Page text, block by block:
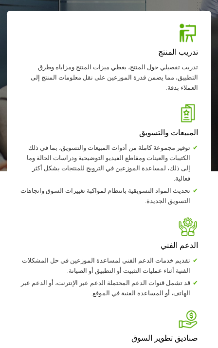
تدريب المنتج
تدريب تفصيلي حول المنتج، يغطي ميزات المنتج ومزاياه وطرق
التطبيق، مما يضمن قدرة الموزعين على نقل معلومات المنتج إلى
العملاء بدقة.
المبيعات والتسويق
توفير مجموعة كاملة من أدوات المبيعات والتسويق، بما في ذلك
الكتيبات والعينات ومقاطع الفيديو التوضيحية ودراسات الحالة وما
إلى ذلك، لمساعدة الموزعين في الترويج للمنتجات بشكل أكثر
فعالية.
تحديث المواد التسويقية بانتظام لمواكبة تغييرات السوق واتجاهات
التسويق الجديدة.
الدعم الفني
تقديم خدمات الدعم الفني لمساعدة الموزعين في حل المشكلات
الفنية أثناء عمليات التثبيت أو التطبيق أو الصيانة.
قد تشمل قنوات الدعم المحتملة الدعم عبر الإنترنت، أو الدعم عبر
الهاتف، أو المساعدة الفنية في الموقع.
صناديق تطوير السوق